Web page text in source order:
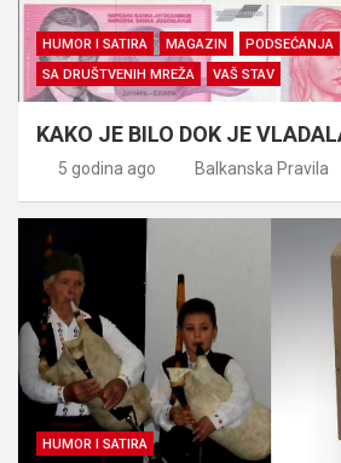
HUMOR I SATIRA MAGAZIN
PODSEĆANJA
SA DRUŠTVENIH MREŽA
VAŠ STAV
KAKO JE BILO DOK JE
5 godina ago Balkanska Pravila
HUMOR I SATIRA